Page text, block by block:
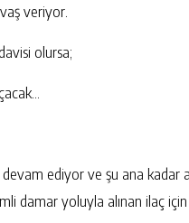
veriyor.
olursa;
ediyor ve şu ana kadar
damar yoluyla alınan ilaç